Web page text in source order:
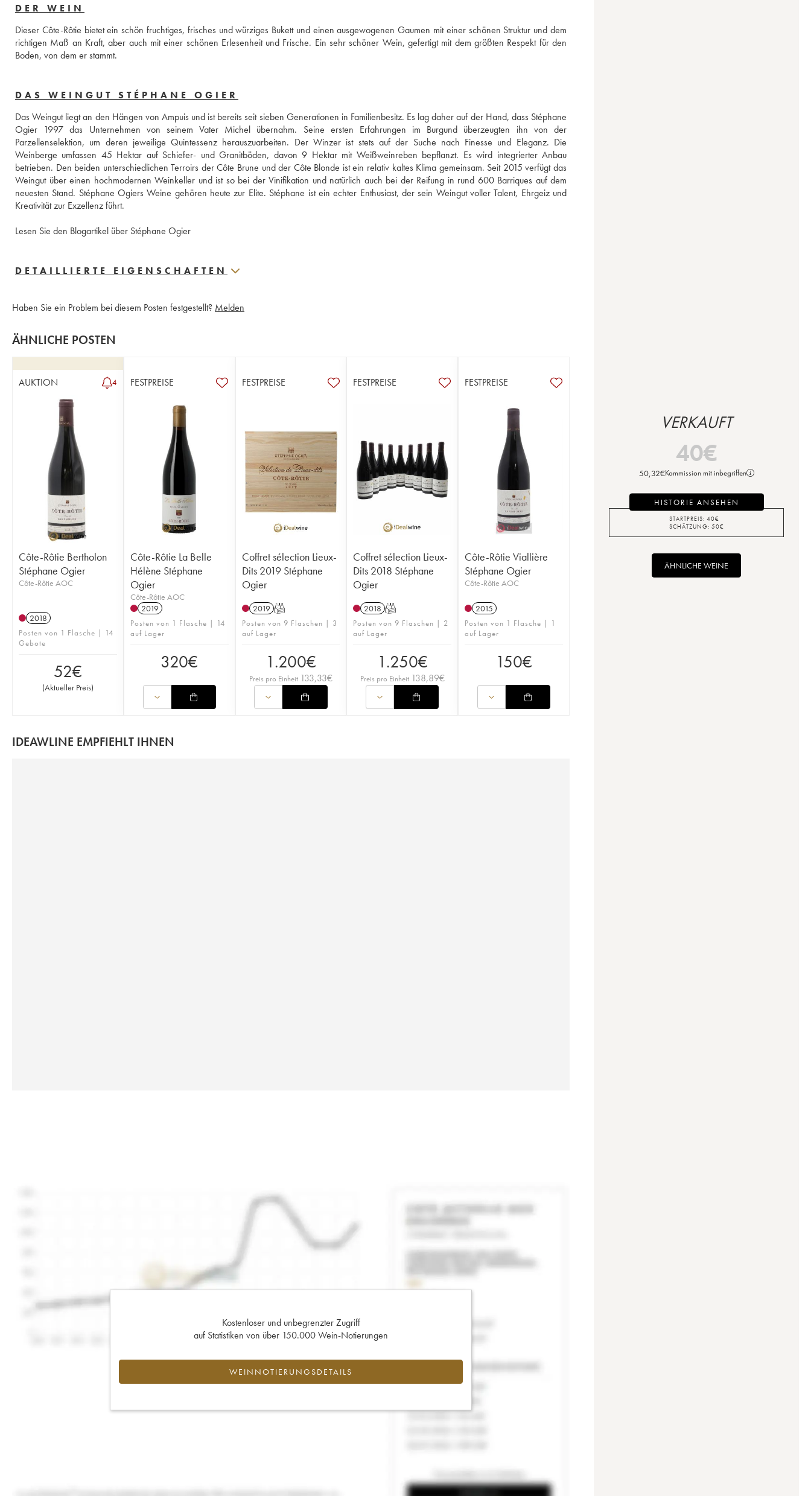
DER WEIN
Dieser Côte-Rôtie bietet ein schön fruchtiges, frisches und würziges Bukett und einen ausgewogenen Gaumen mit einer schönen Struktur und dem
richtigen Maß an Kraft, aber auch mit einer schönen Erlesenheit und Frische. Ein sehr schöner Wein, gefertigt mit dem größten Respekt für den
Boden, von dem er stammt.
DAS WEINGUT STÉPHANE OGIER
Das Weingut liegt an den Hängen von Ampuis und ist bereits seit sieben Generationen in Familienbesitz. Es lag daher auf der Hand, dass Stéphane
Ogier 1997 das Unternehmen von seinem Vater Michel übernahm. Seine ersten Erfahrungen im Burgund überzeugten ihn von der
Parzellenselektion, um deren jeweilige Quintessenz herauszuarbeiten. Der Winzer ist stets auf der Suche nach Finesse und Eleganz. Die
Weinberge umfassen 45 Hektar auf Schiefer- und Granitböden, davon 9 Hektar mit Weißweinreben bepflanzt. Es wird integrierter Anbau
betrieben. Den beiden unterschiedlichen Terroirs der Côte Brune und der Côte Blonde ist ein relativ kaltes Klima gemeinsam. Seit 2015 verfügt das
Weingut über einen hochmodernen Weinkeller und ist so bei der Vinifikation und natürlich auch bei der Reifung in rund 600 Barriques auf dem
neuesten Stand. Stéphane Ogiers Weine gehören heute zur Elite. Stéphane ist ein echter Enthusiast, der sein Weingut voller Talent, Ehrgeiz und
Kreativität zur Exzellenz führt.
Lesen Sie den Blogartikel über Stéphane Ogier
DETAILLIERTE EIGENSCHAFTEN
Haben Sie ein Problem bei diesem Posten festgestellt? Melden
ÄHNLICHE POSTEN
AUKTION 4
Côte-Rôtie Bertholon
Stéphane Ogier
Côte-Rôtie AOC
2018
Posten von 1 Flasche | 14
Gebote
52€
(Aktueller Preis)
FESTPREISE
Côte-Rôtie La Belle
Hélène Stéphane
Ogier
Côte-Rôtie AOC
2019
Posten von 1 Flasche | 14
auf Lager
320€
FESTPREISE
Coffret sélection Lieux-
Dits 2019 Stéphane
Ogier
2019 T
Posten von 9 Flaschen | 3
auf Lager
1.200€
Preis pro Einheit 133,33€
FESTPREISE
Coffret sélection Lieux-
Dits 2018 Stéphane
Ogier
2018 T
Posten von 9 Flaschen | 2
auf Lager
1.250€
Preis pro Einheit 138,89€
FESTPREISE
Côte-Rôtie Viallière
Stéphane Ogier
Côte-Rôtie AOC
2015
Posten von 1 Flasche | 1
auf Lager
150€
IDEAWLINE EMPFIEHLT IHNEN
Kostenloser und unbegrenzter Zugriff
auf Statistiken von über 150.000 Wein-Notierungen
WEINNOTIERUNGSDETAILS
VERKAUFT
40€
50,32€Kommission mit inbegriffen
HISTORIE ANSEHEN
STARTPREIS: 40€
SCHÄTZUNG: 50€
ÄHNLICHE WEINE